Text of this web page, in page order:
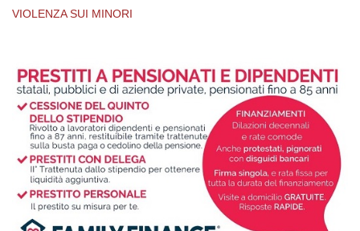
VIOLENZA SUI MINORI